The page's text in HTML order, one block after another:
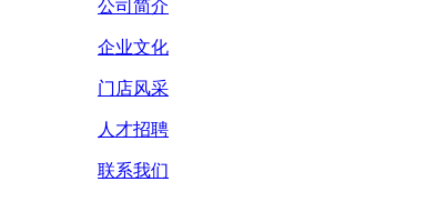
公司简介
企业文化
门店风采
人才招聘
联系我们